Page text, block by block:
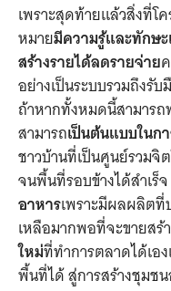
เพราะสุดท้ายแล้วสิ่งที่โ
หมายมีความรู้และทักษ
สร้างรายได้ลดรายจ่าย
อย่างเป็นระบบรวมถึงรั
ถ้าหากทั้งหมดนี้สามาร
สามารถเป็นต้นแบบในก
ชาวบ้านที่เป็นศูนย์รวมจิ
จนพื้นที่รอบข้างได้สำเร็
อาหารเพราะมีผลผลิตที่
เหลือมากพอที่จะขายสร้
ใหม่ที่ทำการตลาดได้เอ
พื้นที่ได้ สู่การสร้างชุมช